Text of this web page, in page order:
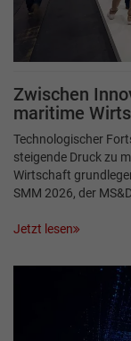
Zwischen
maritime
Technologischer
steigende Druck zu
Wirtschaft
SMM 2026, der
Jetzt lesen